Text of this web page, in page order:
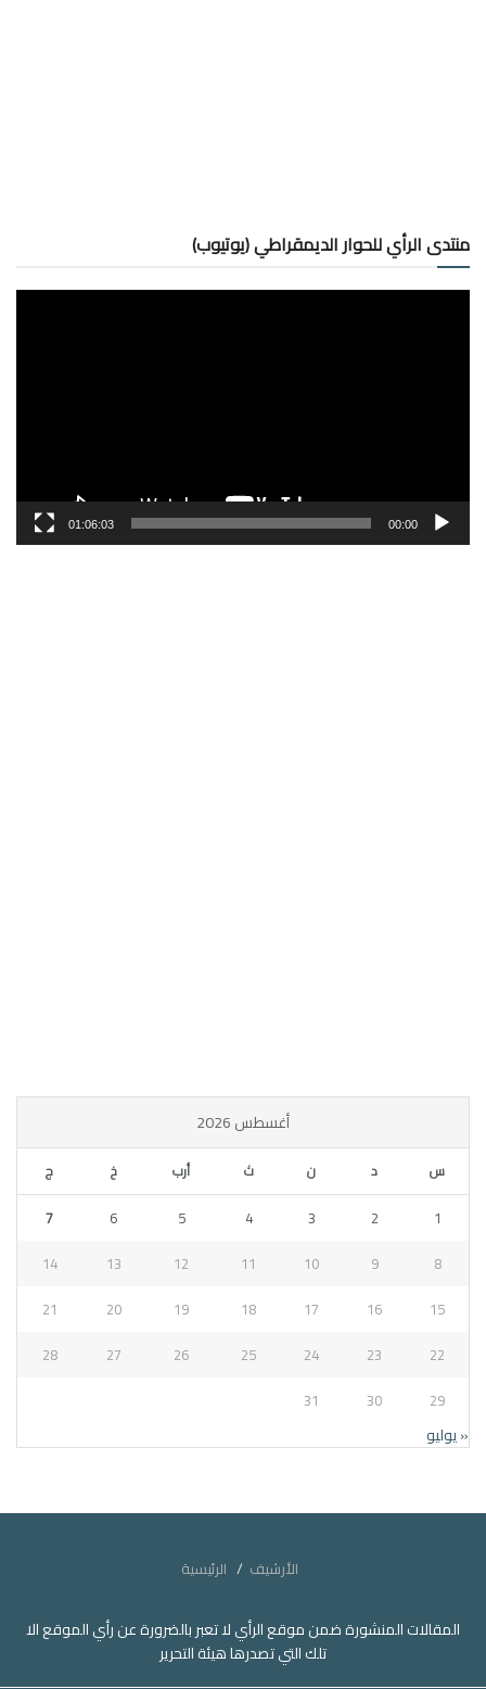
منتدى الرأي للحوار الديمقراطي (يوتيوب)
00:00
01:06:03
أغسطس 2026
س د ن ث أرب خ ج
1
2
3
4
5
6
7
8
9
10
11
12
13
14
15
16
17
18
19
20
21
22
23
24
25
26
27
28
29
30
31
« يوليو
الأرشيف الرئيسية
المقالات المنشورة ضمن موقع الرأي لا تعبر بالضرورة عن رأي الموقع الا
تلك التي تصدرها هيئة التحرير